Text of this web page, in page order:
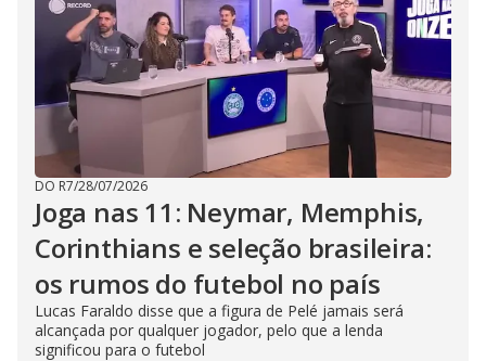
DO R7/28/07/2026
Joga nas 11: Neymar, Memphis,
Corinthians e seleção brasileira:
os rumos do futebol no país
Lucas Faraldo disse que a figura de Pelé jamais será
alcançada por qualquer jogador, pelo que a lenda
significou para o futebol